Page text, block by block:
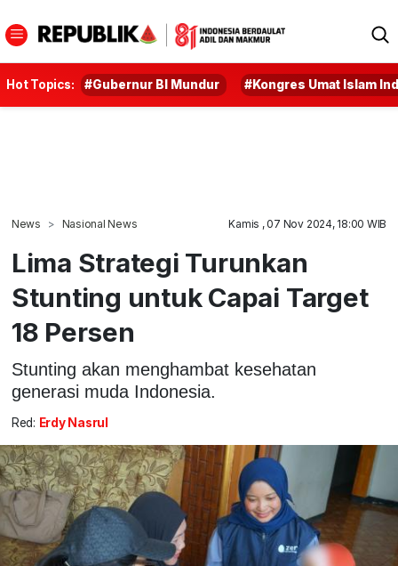
Hot Topics: #Gubernur BI Mundur #Kongres Umat Islam
News Nasional News Kamis , 07 Nov 2024, 18:00 WIB
Lima Strategi Turunkan
Stunting untuk Capai Target
18 Persen
Stunting akan menghambat kesehatan
generasi muda Indonesia.
Red: Erdy Nasrul